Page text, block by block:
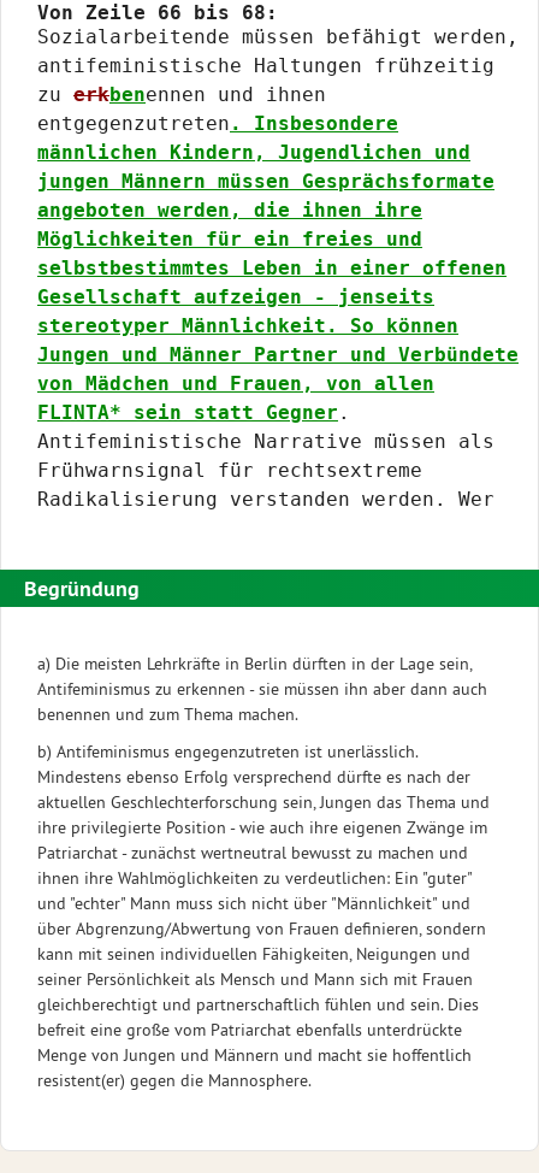
Von Zeile 66 bis 68:
Sozialarbeitende müssen befähigt werden,
antifeministische Haltungen frühzeitig
zu erkbenennen und ihnen
entgegenzutreten . Insbesondere
männlichen Kindern, Jugendlichen und
jungen Männern müssen Gesprächsformate
angeboten werden, die ihnen ihre
Möglichkeiten für ein freies und
selbstbestimmtes Leben in einer offenen
Gesellschaft aufzeigen - jenseits
stereotyper Männlichkeit. So können
Jungen und Männer Partner und Verbündete
von Mädchen und Frauen, von allen
FLINTA* sein statt Gegner .
Antifeministische Narrative müssen als
Frühwarnsignal für rechtsextreme
Radikalisierung verstanden werden. Wer
Begründung
a) Die meisten Lehrkräfte in Berlin dürften in der Lage sein,
Antifeminismus zu erkennen - sie müssen ihn aber dann auch
benennen und zum Thema machen.
b) Antifeminismus engegenzutreten ist unerlässlich.
Mindestens ebenso Erfolg versprechend dürfte es nach der
aktuellen Geschlechterforschung sein, Jungen das Thema und
ihre privilegierte Position - wie auch ihre eigenen Zwänge im
Patriarchat - zunächst wertneutral bewusst zu machen und
ihnen ihre Wahlmöglichkeiten zu verdeutlichen: Ein "guter"
und "echter" Mann muss sich nicht über "Männlichkeit" und
über Abgrenzung/Abwertung von Frauen definieren, sondern
kann mit seinen individuellen Fähigkeiten, Neigungen und
seiner Persönlichkeit als Mensch und Mann sich mit Frauen
gleichberechtigt und partnerschaftlich fühlen und sein. Dies
befreit eine große vom Patriarchat ebenfalls unterdrückte
Menge von Jungen und Männern und macht sie hoffentlich
resistent(er) gegen die Mannosphere.